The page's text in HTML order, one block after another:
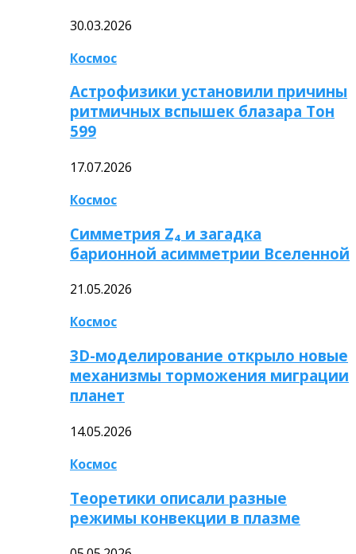
30.03.2026
Космос
Астрофизики установили причины
ритмичных вспышек блазара Тон
599
17.07.2026
Космос
Симметрия Z₄ и загадка
барионной асимметрии Вселенной
21.05.2026
Космос
3D-моделирование открыло новые
механизмы торможения миграции
планет
14.05.2026
Космос
Теоретики описали разные
режимы конвекции в плазме